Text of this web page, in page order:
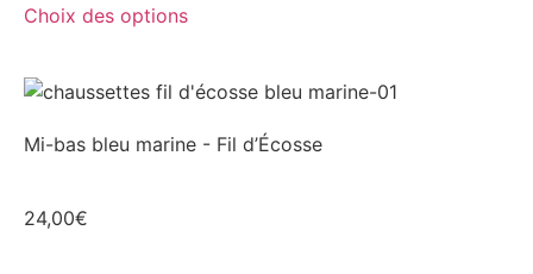
Choix des options
Mi-bas bleu marine - Fil d’Écosse
24,00€